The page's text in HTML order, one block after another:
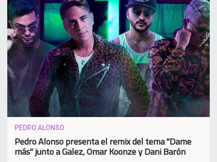
PEDRO ALONSO
Pedro Alonso presenta el remix del tema "Dame
más" junto a Galez, Omar Koonze y Dani Barón